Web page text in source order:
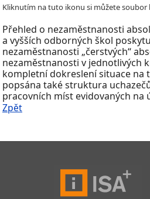
Kliknutím na tuto ikonu si můžete
Přehled o nezaměstnanosti
a vyšších odborných škol
nezaměstnanosti „čerstvých“
nezaměstnanosti v jednotlivých
kompletní dokreslení situace na
popsána také struktura
pracovních míst evidovaných na
Zpět